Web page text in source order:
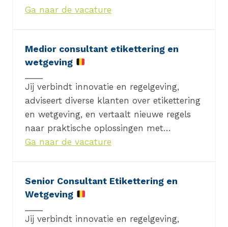
Ga naar de vacature
Medior consultant etikettering en
wetgeving
Jij verbindt innovatie en regelgeving,
adviseert diverse klanten over etikettering
en wetgeving, en vertaalt nieuwe regels
naar praktische oplossingen met…
Ga naar de vacature
Senior Consultant Etikettering en
Wetgeving
Jij verbindt innovatie en regelgeving,